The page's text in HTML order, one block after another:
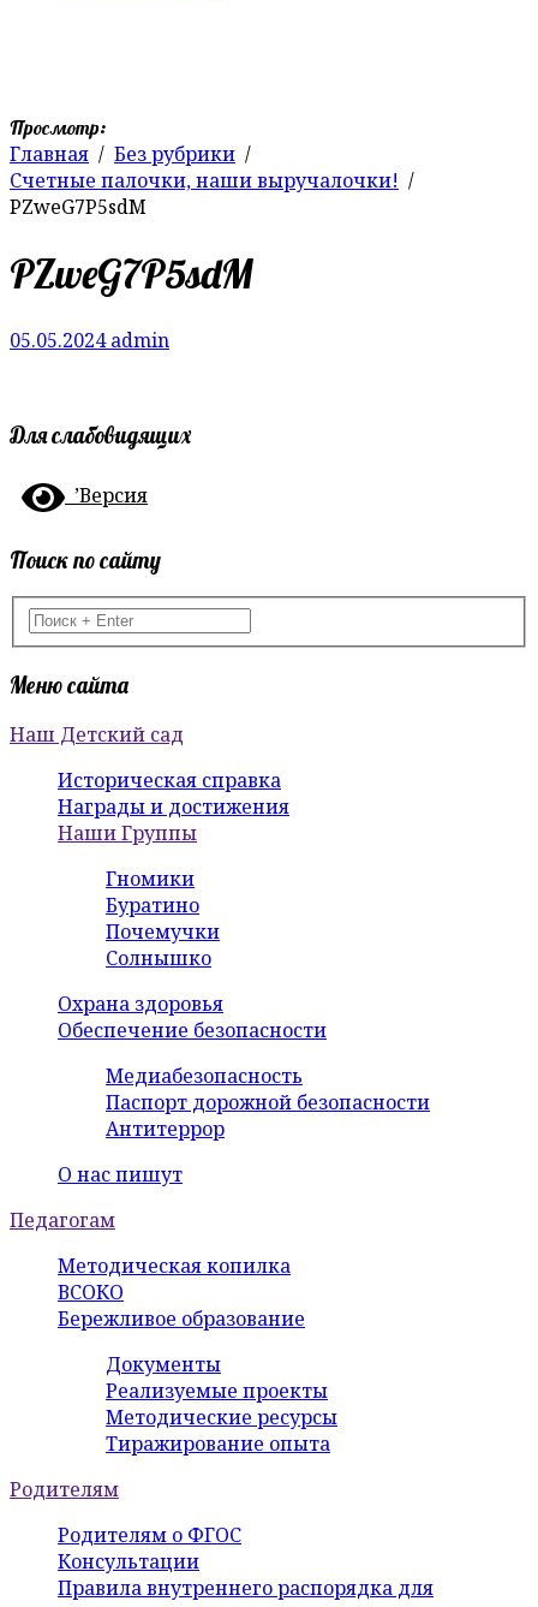
Просмотр:
Главная
Без рубрики
Счетные палочки, наши выручалочки!
PZweG7P5sdM
PZweG7P5sdM
05.05.2024admin
Для слабовидящих
’Версия
Поиск по сайту
Меню сайта
Наш Детский сад
Историческая справка
Награды и достижения
Наши Группы
Гномики
Буратино
Почемучки
Солнышко
Охрана здоровья
Обеспечение безопасности
Медиабезопасность
Паспорт дорожной безопасности
Антитеррор
О нас пишут
Педагогам
Методическая копилка
ВСОКО
Бережливое образование
Документы
Реализуемые проекты
Методические ресурсы
Тиражирование опыта
Родителям
Родителям о ФГОС
Консультации
Правила внутреннего распорядка для